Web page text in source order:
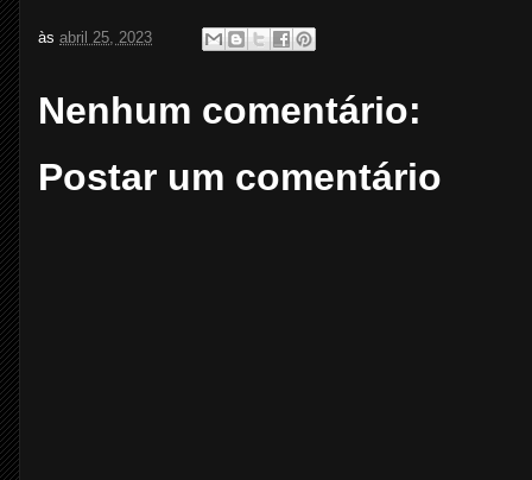
às abril 25, 2023
Nenhum comentário:
Postar um comentário